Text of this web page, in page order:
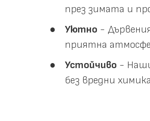
през зимата и
Уютно -
приятна
Устойчиво -
без вредни